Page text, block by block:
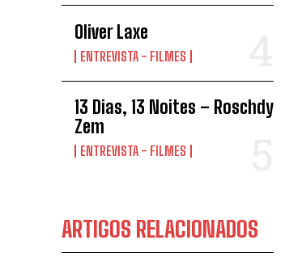
Oliver Laxe
ENTREVISTA - FILMES
13 Dias, 13 Noites – Roschdy
Zem
ENTREVISTA - FILMES
ARTIGOS RELACIONADOS